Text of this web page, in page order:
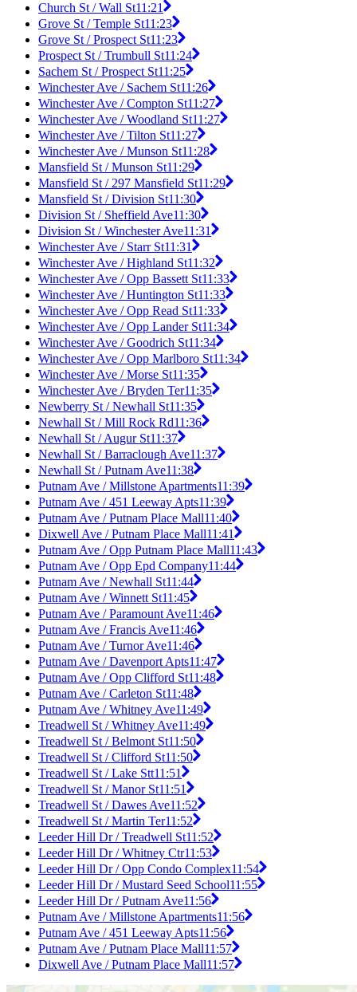
Church St / Wall St11:21
Grove St / Temple St11:23
Grove St / Prospect St11:23
Prospect St / Trumbull St11:24
Sachem St / Prospect St11:25
Winchester Ave / Sachem St11:26
Winchester Ave / Compton St11:27
Winchester Ave / Woodland St11:27
Winchester Ave / Tilton St11:27
Winchester Ave / Munson St11:28
Mansfield St / Munson St11:29
Mansfield St / 297 Mansfield St11:29
Mansfield St / Division St11:30
Division St / Sheffield Ave11:30
Division St / Winchester Ave11:31
Winchester Ave / Starr St11:31
Winchester Ave / Highland St11:32
Winchester Ave / Opp Bassett St11:33
Winchester Ave / Huntington St11:33
Winchester Ave / Opp Read St11:33
Winchester Ave / Opp Lander St11:34
Winchester Ave / Goodrich St11:34
Winchester Ave / Opp Marlboro St11:34
Winchester Ave / Morse St11:35
Winchester Ave / Bryden Ter11:35
Newberry St / Newhall St11:35
Newhall St / Mill Rock Rd11:36
Newhall St / Augur St11:37
Newhall St / Barraclough Ave11:37
Newhall St / Putnam Ave11:38
Putnam Ave / Millstone Apartments11:39
Putnam Ave / 451 Leeway Apts11:39
Putnam Ave / Putnam Place Mall11:40
Dixwell Ave / Putnam Place Mall11:41
Putnam Ave / Opp Putnam Place Mall11:43
Putnam Ave / Opp Epd Company11:44
Putnam Ave / Newhall St11:44
Putnam Ave / Winnett St11:45
Putnam Ave / Paramount Ave11:46
Putnam Ave / Francis Ave11:46
Putnam Ave / Turnor Ave11:46
Putnam Ave / Davenport Apts11:47
Putnam Ave / Opp Clifford St11:48
Putnam Ave / Carleton St11:48
Putnam Ave / Whitney Ave11:49
Treadwell St / Whitney Ave11:49
Treadwell St / Belmont St11:50
Treadwell St / Clifford St11:50
Treadwell St / Lake Stt11:51
Treadwell St / Manor St11:51
Treadwell St / Dawes Ave11:52
Treadwell St / Martin Ter11:52
Leeder Hill Dr / Treadwell St11:52
Leeder Hill Dr / Whitney Ctr11:53
Leeder Hill Dr / Opp Condo Complex11:54
Leeder Hill Dr / Mustard Seed School11:55
Leeder Hill Dr / Putnam Ave11:56
Putnam Ave / Millstone Apartments11:56
Putnam Ave / 451 Leeway Apts11:56
Putnam Ave / Putnam Place Mall11:57
Dixwell Ave / Putnam Place Mall11:57